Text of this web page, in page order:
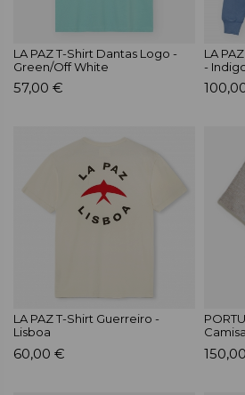
LA PAZ T-Shirt Dantas Logo -
Green/Off White
57,00 €
LA
-
LA PAZ T-Shirt Guerreiro -
Lisboa
60,00 €